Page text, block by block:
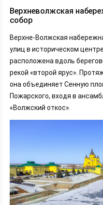
Верхневолжская
собор
Верхне-Волжская
улиц в историческом
расположена вдоль
рекой «второй ярус».
она объединяет Сенную
Пожарского, входя в
«Волжский откос».